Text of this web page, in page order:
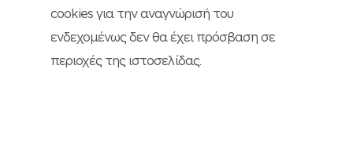
cookies για την αναγνώρισή του
ενδεχομένως δεν θα έχει πρόσβαση σε
περιοχές της ιστοσελίδας.